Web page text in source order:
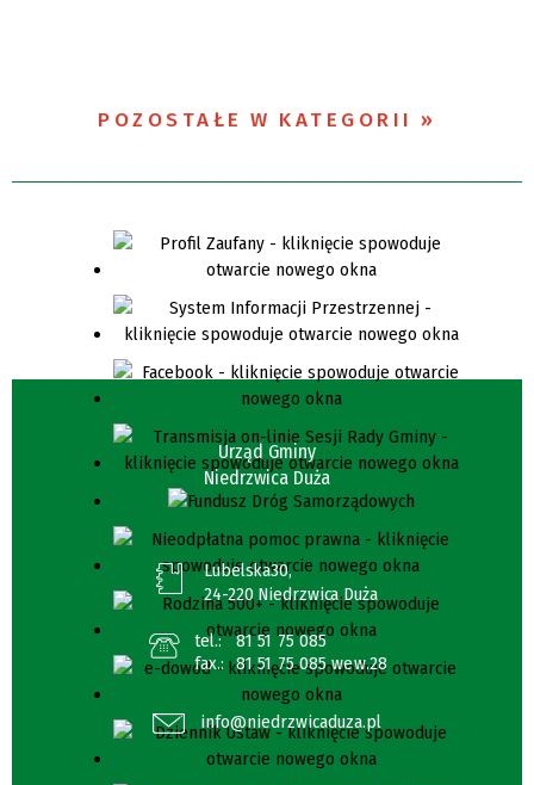
POZOSTAŁE W KATEGORII
Urząd Gminy
Niedrzwica Duża
Lubelska30,
24-220 Niedrzwica Duża
tel.:
81 51 75 085
fax.:
81 51 75 085 wew.28
info@niedrzwicaduza.pl